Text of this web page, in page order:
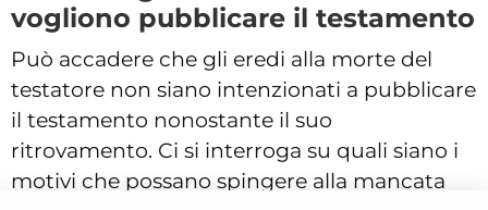
vogliono pubblicare il testamento
Può accadere che gli eredi alla morte del
testatore non siano intenzionati a pubblicare
il testamento nonostante il suo
ritrovamento. Ci si interroga su quali siano i
motivi che possano spingere alla mancata